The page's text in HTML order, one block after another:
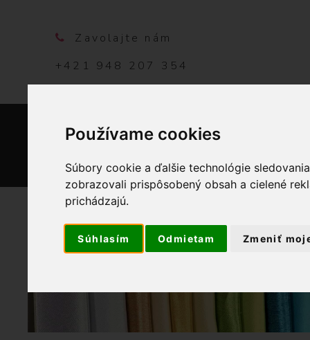
Používame cookies
Súbory cookie a ďalšie technológie
zobrazovali prispôsobený obsah a cielené
prichádzajú.
Súhlasím Odmietam Zmeniť
Zavolajte nám
+421 948 207 354